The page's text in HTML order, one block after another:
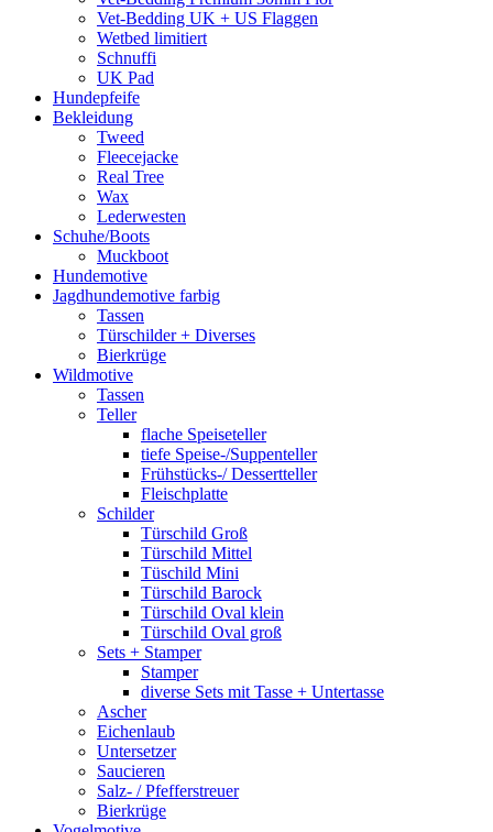
Vet-Bedding UK + US Flaggen
Wetbed limitiert
Schnuffi
UK Pad
Hundepfeife
Bekleidung
Tweed
Fleecejacke
Real Tree
Wax
Lederwesten
Schuhe/Boots
Muckboot
Hundemotive
Jagdhundemotive farbig
Tassen
Türschilder + Diverses
Bierkrüge
Wildmotive
Tassen
Teller
flache Speiseteller
tiefe Speise-/Suppenteller
Frühstücks-/ Dessertteller
Fleischplatte
Schilder
Türschild Groß
Türschild Mittel
Tüschild Mini
Türschild Barock
Türschild Oval klein
Türschild Oval groß
Sets + Stamper
Stamper
diverse Sets mit Tasse + Untertasse
Ascher
Eichenlaub
Untersetzer
Saucieren
Salz- / Pfefferstreuer
Bierkrüge